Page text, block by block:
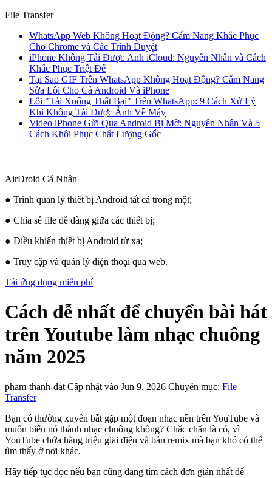
File Transfer
WhatsApp Web Không Hoạt Động? Cẩm Nang Khắc Phục
Cho Chrome và Các Trình Duyệt
iPhone Không Tải Được Ảnh iCloud: Nguyên Nhân và Cách
Khắc Phục Triệt Để
Tại Sao GIF Trên WhatsApp Không Hoạt Động? Cẩm Nang
Sửa Lỗi Cho Cả Android Và iPhone
Lỗi "Tải Xuống Thất Bại" Trên WhatsApp: 9 Cách Xử Lý
Khi Không Tải Được Ảnh Về Máy
Video iPhone Gửi Qua Android Bị Mờ: Nguyên Nhân Và 5
Cách Khôi Phục Chất Lượng Gốc
AirDroid Cá Nhân
● Trình quản lý thiết bị Android tất cả trong một;
● Chia sẻ file dễ dàng giữa các thiết bị;
● Điều khiển thiết bị Android từ xa;
● Truy cập và quản lý điện thoại qua web.
Tải ứng dụng miễn phí
Cách dễ nhất để chuyển bài hát
trên Youtube làm nhạc chuông
năm 2025
pham-thanh-dat Cập nhật vào Jun 9, 2026 Chuyên mục: File
Transfer
Bạn có thường xuyên bắt gặp một đoạn nhạc nền trên YouTube và
muốn biến nó thành nhạc chuông không? Chắc chắn là có, vì
YouTube chứa hàng triệu giai điệu và bản remix mà bạn khó có thể
tìm thấy ở nơi khác.
Hãy tiếp tục đọc nếu bạn cũng đang tìm cách đơn giản nhất để